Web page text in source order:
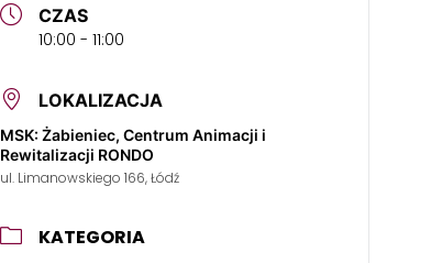
CZAS
10:00 - 11:00
LOKALIZACJA
MSK: Żabieniec, Centrum Animacji i
Rewitalizacji RONDO
ul. Limanowskiego 166, Łódź
KATEGORIA